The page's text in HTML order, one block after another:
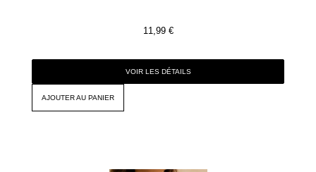
11,99 €
VOIR LES DÉTAILS
AJOUTER AU PANIER